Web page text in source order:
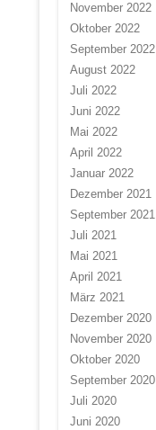
November 2022
Oktober 2022
September 2022
August 2022
Juli 2022
Juni 2022
Mai 2022
April 2022
Januar 2022
Dezember 2021
September 2021
Juli 2021
Mai 2021
April 2021
März 2021
Dezember 2020
November 2020
Oktober 2020
September 2020
Juli 2020
Juni 2020